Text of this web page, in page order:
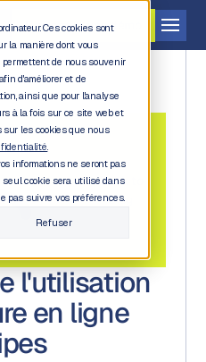
Ces cookies sont
la manière dont vous
de nous souvenir
d'améliorer et de
ainsi que pour l'analyse
à la fois sur ce site web et
sur les cookies que nous
informations ne seront pas
cookie sera utilisé dans
pas suivre vos préférences.
Refuser
Demander une démo
Back to
blog
l'utilisation
en ligne